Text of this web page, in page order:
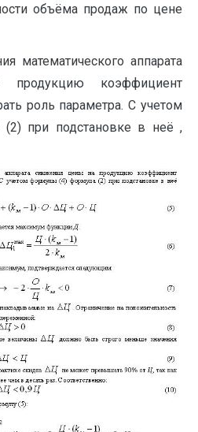
объёма продаж по цене
математического аппарата
коэффициент
роль параметра. С учетом
при подстановке в неё ,